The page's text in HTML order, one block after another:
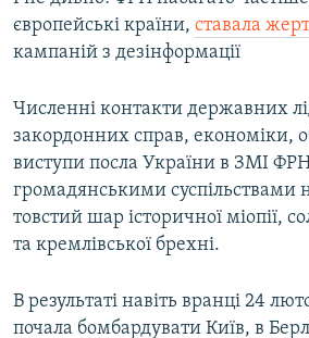
європейські країни, ставала
кампаній з дезінформації
Численні контакти державних
закордонних справ, економіки,
виступи посла України в ЗМІ
громадянськими суспільствами
товстий шар історичної міопії,
та кремлівської брехні.
В результаті навіть вранці 24
почала бомбардувати Київ, в